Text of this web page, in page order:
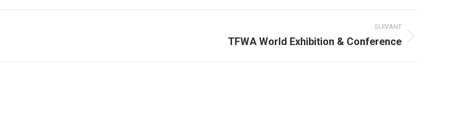
SUIVANT
TFWA World Exhibition & Conference